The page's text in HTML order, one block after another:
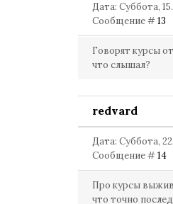
Дата: Суббота,
Сообщение #13
Говорят курсы
что слышал?
redvard
Дата: Суббота,
Сообщение #14
Про курсы
что точно